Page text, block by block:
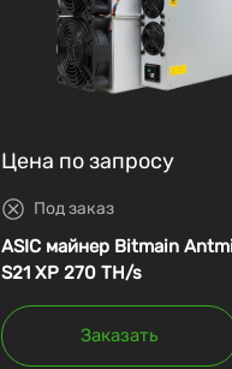
Цена по запросу
Под заказ
ASIC майнер Bitmain
S21 XP 270 TH/s
Заказать